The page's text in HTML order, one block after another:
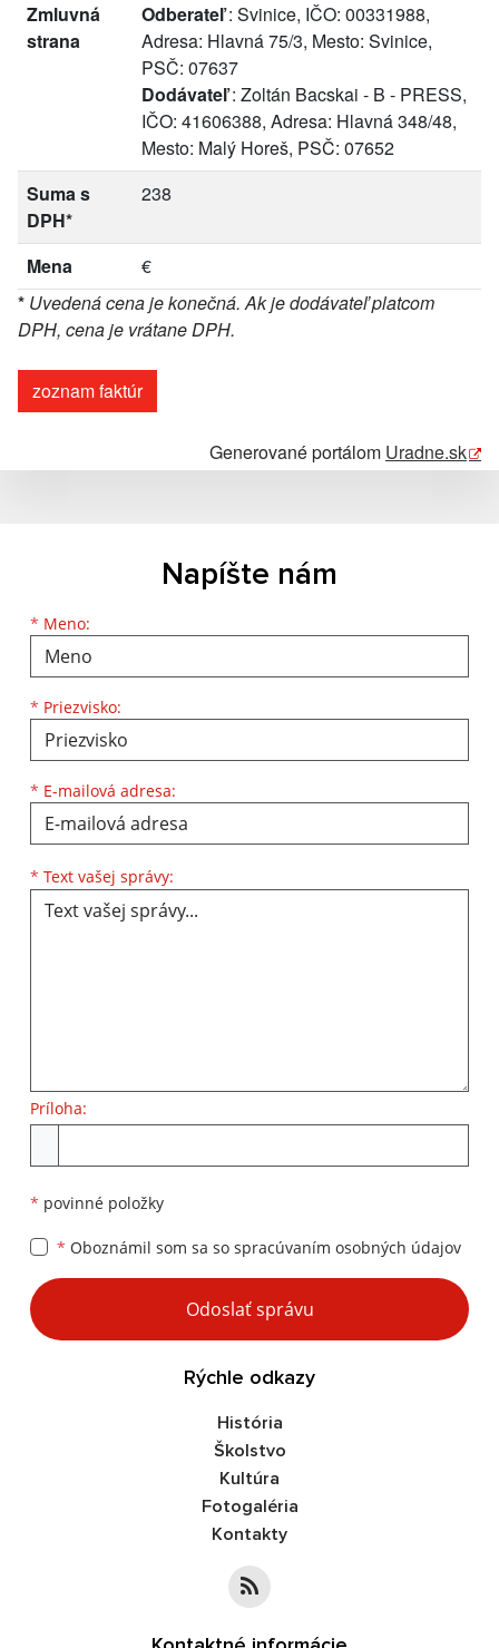
Zmluvná
strana
Odberateľ: Svinice, IČO: 00331988,
Adresa: Hlavná 75/3, Mesto: Svinice,
PSČ: 07637
Dodávateľ: Zoltán Bacskai - B - PRESS,
IČO: 41606388, Adresa: Hlavná 348/48,
Mesto: Malý Horeš, PSČ: 07652
Suma s
DPH*
238
Mena
€
* Uvedená cena je konečná. Ak je dodávateľ platcom
DPH, cena je vrátane DPH.
zoznam faktúr
Generované portálom Uradne.sk
Napíšte nám
* Meno:
Meno
* Priezvisko:
Priezvisko
* E-mailová adresa:
E-mailová adresa
* Text vašej správy:
Príloha:
* povinné položky
* Oboznámil som sa so spracúvaním osobných údajov
Google reCaptcha Response
Odoslať správu
Rýchle odkazy
História
Školstvo
Kultúra
Fotogaléria
Kontakty